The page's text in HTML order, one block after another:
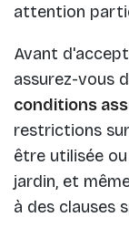
attention
Avant
assurez-vous
conditions
restrictions
être utilisée
jardin, et
à des clauses